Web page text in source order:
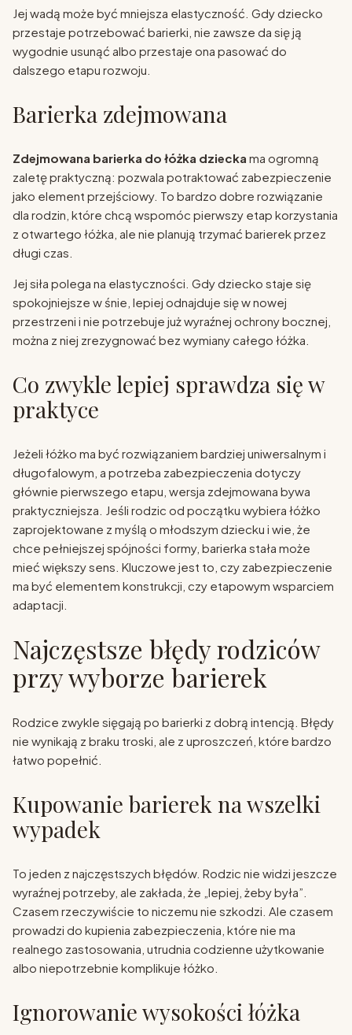
Jej wadą może być mniejsza elastyczność. Gdy dziecko
przestaje potrzebować barierki, nie zawsze da się ją
wygodnie usunąć albo przestaje ona pasować do
dalszego etapu rozwoju.
Barierka zdejmowana
Zdejmowana barierka do łóżka dziecka ma ogromną
zaletę praktyczną: pozwala potraktować zabezpieczenie
jako element przejściowy. To bardzo dobre rozwiązanie
dla rodzin, które chcą wspomóc pierwszy etap korzystania
z otwartego łóżka, ale nie planują trzymać barierek przez
długi czas.
Jej siła polega na elastyczności. Gdy dziecko staje się
spokojniejsze w śnie, lepiej odnajduje się w nowej
przestrzeni i nie potrzebuje już wyraźnej ochrony bocznej,
można z niej zrezygnować bez wymiany całego łóżka.
Co zwykle lepiej sprawdza się w
praktyce
Jeżeli łóżko ma być rozwiązaniem bardziej uniwersalnym i
długofalowym, a potrzeba zabezpieczenia dotyczy
głównie pierwszego etapu, wersja zdejmowana bywa
praktyczniejsza. Jeśli rodzic od początku wybiera łóżko
zaprojektowane z myślą o młodszym dziecku i wie, że
chce pełniejszej spójności formy, barierka stała może
mieć większy sens. Kluczowe jest to, czy zabezpieczenie
ma być elementem konstrukcji, czy etapowym wsparciem
adaptacji.
Najczęstsze błędy rodziców
przy wyborze barierek
Rodzice zwykle sięgają po barierki z dobrą intencją. Błędy
nie wynikają z braku troski, ale z uproszczeń, które bardzo
łatwo popełnić.
Kupowanie barierek na wszelki
wypadek
To jeden z najczęstszych błędów. Rodzic nie widzi jeszcze
wyraźnej potrzeby, ale zakłada, że „lepiej, żeby była”.
Czasem rzeczywiście to niczemu nie szkodzi. Ale czasem
prowadzi do kupienia zabezpieczenia, które nie ma
realnego zastosowania, utrudnia codzienne użytkowanie
albo niepotrzebnie komplikuje łóżko.
Ignorowanie wysokości łóżka